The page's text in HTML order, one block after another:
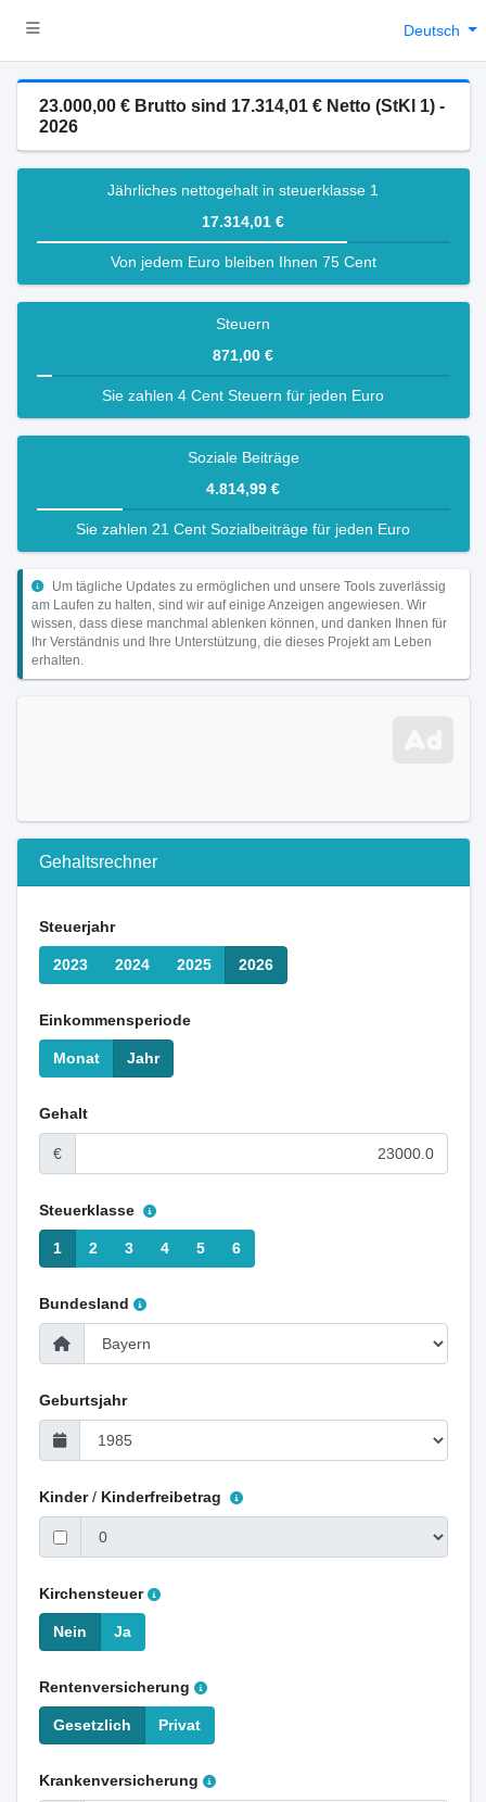
Deutsch
23.000,00 € Brutto sind 17.314,01 € Netto (StKl 1) -
2026
Jährliches nettogehalt in steuerklasse 1
17.314,01 €
Von jedem Euro bleiben Ihnen 75 Cent
Steuern
871,00 €
Sie zahlen 4 Cent Steuern für jeden Euro
Soziale Beiträge
4.814,99 €
Sie zahlen 21 Cent Sozialbeiträge für jeden Euro
Um tägliche Updates zu ermöglichen und unsere Tools zuverlässig
am Laufen zu halten, sind wir auf einige Anzeigen angewiesen. Wir
wissen, dass diese manchmal ablenken können, und danken Ihnen für
Ihr Verständnis und Ihre Unterstützung, die dieses Projekt am Leben
erhalten.
Gehaltsrechner
Steuerjahr
2023 2024 2025 2026
Einkommensperiode
Monat Jahr
Gehalt
€
Steuerklasse
1 2 3 4 5 6
Bundesland
Geburtsjahr
Kinder/ Kinderfreibetrag
Kirchensteuer
Nein Ja
Rentenversicherung
Gesetzlich Privat
Krankenversicherung